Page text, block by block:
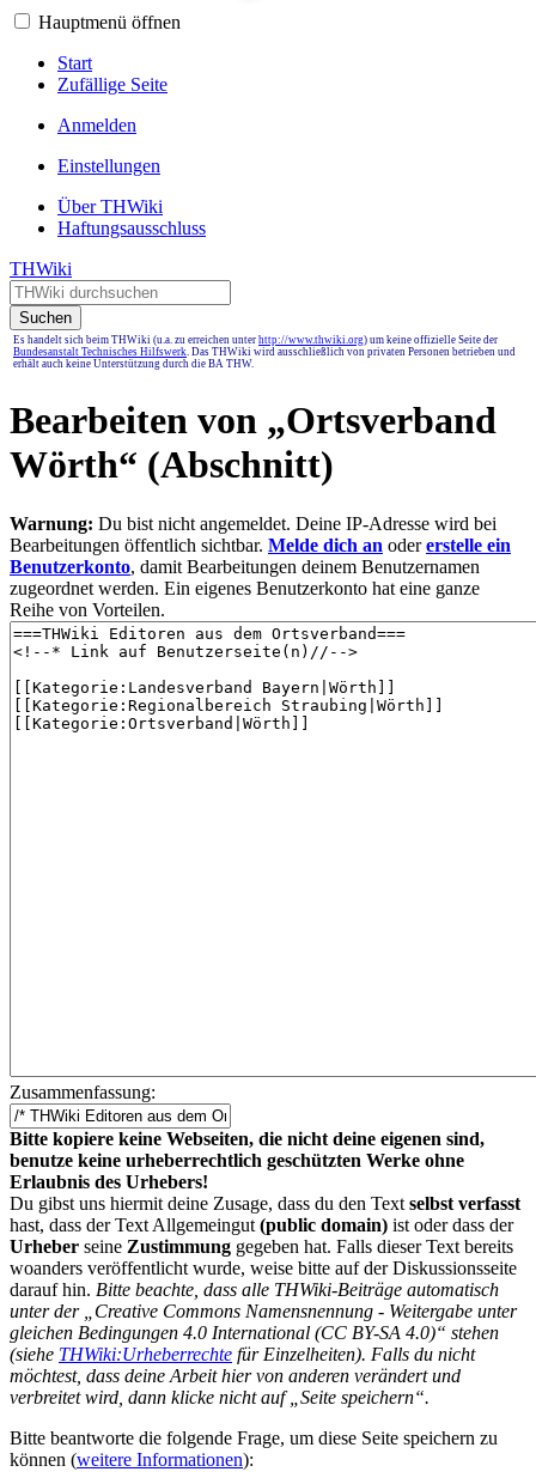
Hauptmenü öffnen
Start
Zufällige Seite
Anmelden
Einstellungen
Über THWiki
Haftungsausschluss
THWiki
Suchen
Es handelt sich beim THWiki (u.a. zu erreichen unter http://www.thwiki.org) um keine offizielle Seite der
Bundesanstalt Technisches Hilfswerk. Das THWiki wird ausschließlich von privaten Personen betrieben und
erhält auch keine Unterstützung durch die BA THW.
Bearbeiten von „Ortsverband
Wörth“ (Abschnitt)
Warnung: Du bist nicht angemeldet. Deine IP-Adresse wird bei
Bearbeitungen öffentlich sichtbar. Melde dich an odererstelle ein
Benutzerkonto, damit Bearbeitungen deinem Benutzernamen
zugeordnet werden. Ein eigenes Benutzerkonto hat eine ganze
Reihe von Vorteilen.
Zusammenfassung:
Bitte kopiere keine Webseiten, die nicht deine eigenen sind,
benutze keine urheberrechtlich geschützten Werke ohne
Erlaubnis des Urhebers!
Du gibst uns hiermit deine Zusage, dass du den Text selbst verfasst
hast, dass der Text Allgemeingut (public domain) ist oder dass der
Urheber seine Zustimmung gegeben hat. Falls dieser Text bereits
woanders veröffentlicht wurde, weise bitte auf der Diskussionsseite
darauf hin. Bitte beachte, dass alle THWiki-Beiträge automatisch
unter der „Creative Commons Namensnennung - Weitergabe unter
gleichen Bedingungen 4.0 International (CC BY-SA 4.0)“ stehen
(siehe THWiki:Urheberrechte für Einzelheiten). Falls du nicht
möchtest, dass deine Arbeit hier von anderen verändert und
verbreitet wird, dann klicke nicht auf „Seite speichern“.
Bitte beantworte die folgende Frage, um diese Seite speichern zu
können (weitere Informationen):